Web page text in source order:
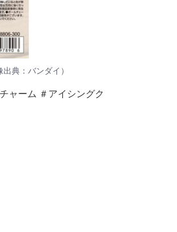
典：バンダイ）
ャーム ＃アイシングク